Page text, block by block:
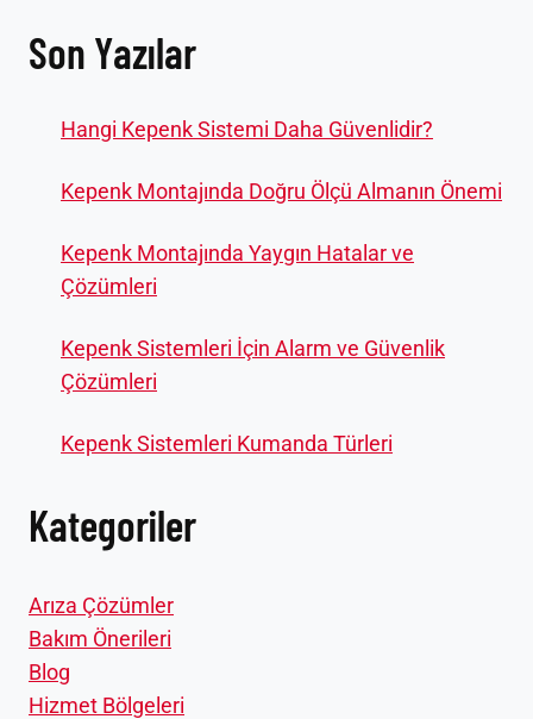
Son Yazılar
Hangi Kepenk Sistemi Daha Güvenlidir?
Kepenk Montajında Doğru Ölçü Almanın Önemi
Kepenk Montajında Yaygın Hatalar ve
Çözümleri
Kepenk Sistemleri İçin Alarm ve Güvenlik
Çözümleri
Kepenk Sistemleri Kumanda Türleri
Kategoriler
Arıza Çözümler
Bakım Önerileri
Blog
Hizmet Bölgeleri